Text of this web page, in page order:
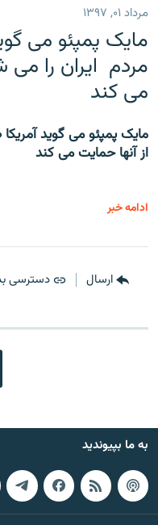
مرداد ۰۱, ۱۳۹۷
مایک پمپئو می
مردم ایران را می
می کند
مایک پمپئو می گوید
از آنها حمایت می کند
ادامه خبر
ارسال دسترسی
به ما بپیوندید